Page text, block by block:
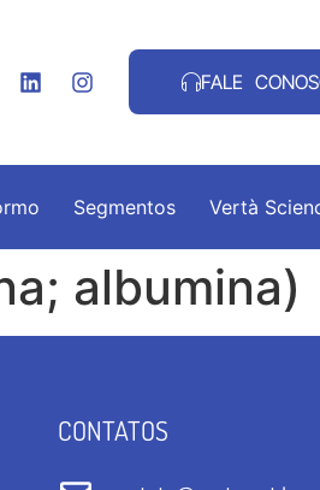
FALE
Segmentos Vertà
albumina)
CONTATOS